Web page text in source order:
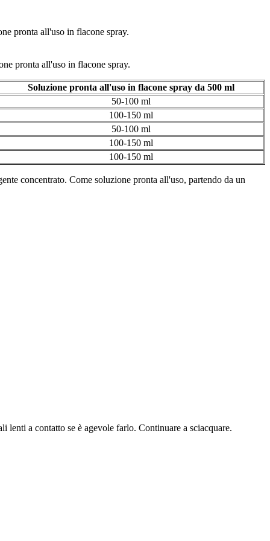
pronta all'uso in flacone spray.
pronta all'uso in flacone spray.
Soluzione pronta all'uso in flacone spray da 500 ml
50-100 ml
100-150 ml
50-100 ml
100-150 ml
100-150 ml
concentrato. Come soluzione pronta all'uso, partendo da un
a contatto se è agevole farlo. Continuare a sciacquare.